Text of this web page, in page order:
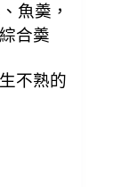
魚羮，
合羮
不熟的